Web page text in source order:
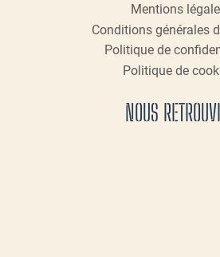
Mentions
Conditions générales
Politique de
Politique de
NOUS